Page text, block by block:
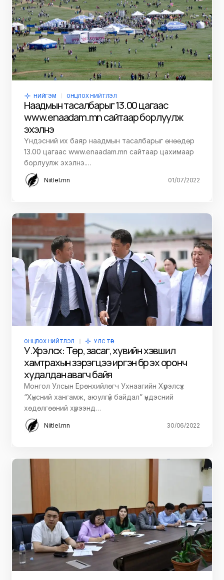
НИЙГЭМ ОНЦЛОХ НИЙТЛЭЛ
Наадмын тасалбарыг 13.00 цагаас
www.enaadam.mn сайтаар борлуулж
эхэлнэ
Үндэсний их баяр наадмын тасалбарыг өнөөдөр
13.00 цагаас www.enaadam.mn сайтаар цахимаар
борлуулж эхэлнэ.…
Niitlel.mn 01/07/2022
ОНЦЛОХ НИЙТЛЭЛ УЛС ТӨР
У.Хүрэлсүх: Төр, засаг, хувийн хэвшил
хамтрахын зэрэгцээ иргэн бүр эх оронч
худалдан авагч байя
Монгол Улсын Ерөнхийлөгч Ухнаагийн Хүрэлсүх
“Хүнсний хангамж, аюулгүй байдал” үндэсний
хөдөлгөөний хүрээнд…
Niitlel.mn 30/06/2022